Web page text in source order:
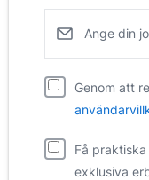
Ange din
Genom att
Få
exklusiva